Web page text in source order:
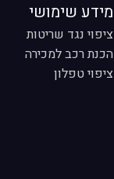
מידע שימושי
ציפוי נגד שריטות
הכנת רכב למכירה
ציפוי טפלון